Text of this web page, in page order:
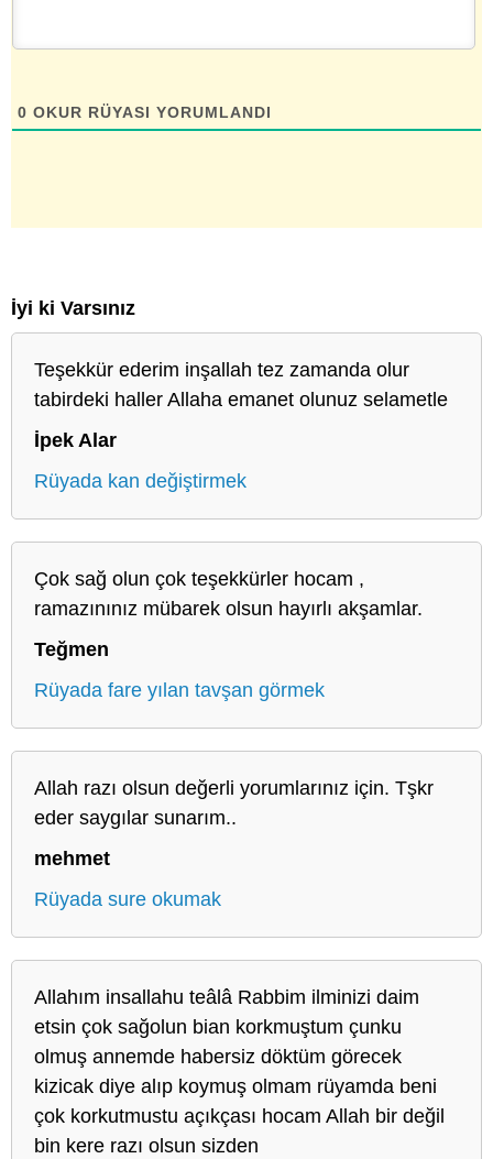
0 OKUR RÜYASI YORUMLANDI
İyi ki Varsınız
Teşekkür ederim inşallah tez zamanda olur
tabirdeki haller Allaha emanet olunuz selametle
İpek Alar
Rüyada kan değiştirmek
Çok sağ olun çok teşekkürler hocam ,
ramazınınız mübarek olsun hayırlı akşamlar.
Teğmen
Rüyada fare yılan tavşan görmek
Allah razı olsun değerli yorumlarınız için. Tşkr
eder saygılar sunarım..
mehmet
Rüyada sure okumak
Allahım insallahu teâlâ Rabbim ilminizi daim
etsin çok sağolun bian korkmuştum çunku
olmuş annemde habersiz döktüm görecek
kizicak diye alıp koymuş olmam rüyamda beni
çok korkutmustu açıkçası hocam Allah bir değil
bin kere razı olsun sizden